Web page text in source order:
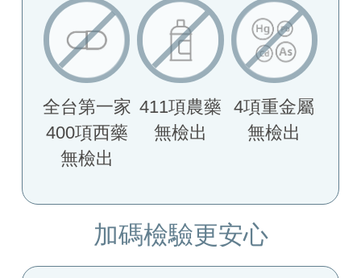
全台第一家
400項西藥
無檢出
411項農藥
無檢出
4項重金屬
無檢出
加碼檢驗更安心